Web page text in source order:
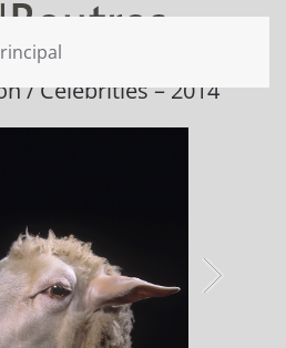
/ Celebrities – 2014